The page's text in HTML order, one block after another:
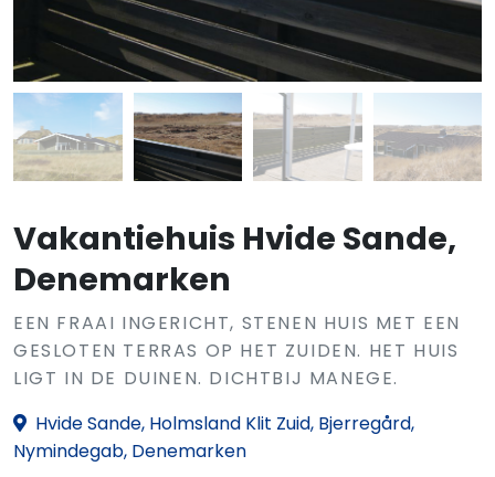
Vakantiehuis Hvide Sande,
Denemarken
EEN FRAAI INGERICHT, STENEN HUIS MET EEN
GESLOTEN TERRAS OP HET ZUIDEN. HET HUIS
LIGT IN DE DUINEN. DICHTBIJ MANEGE.
Hvide Sande, Holmsland Klit Zuid, Bjerregård,
Nymindegab, Denemarken